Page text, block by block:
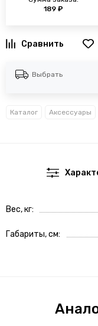
189 ₽
Выбрать
Каталог Аксессуары
Вес, кг
Габариты, см